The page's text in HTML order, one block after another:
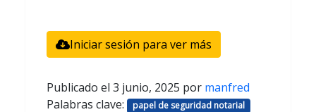
Iniciar sesión para ver más
Publicado el 3 junio, 2025 por manfred
Palabras clave:
papel de seguridad notarial